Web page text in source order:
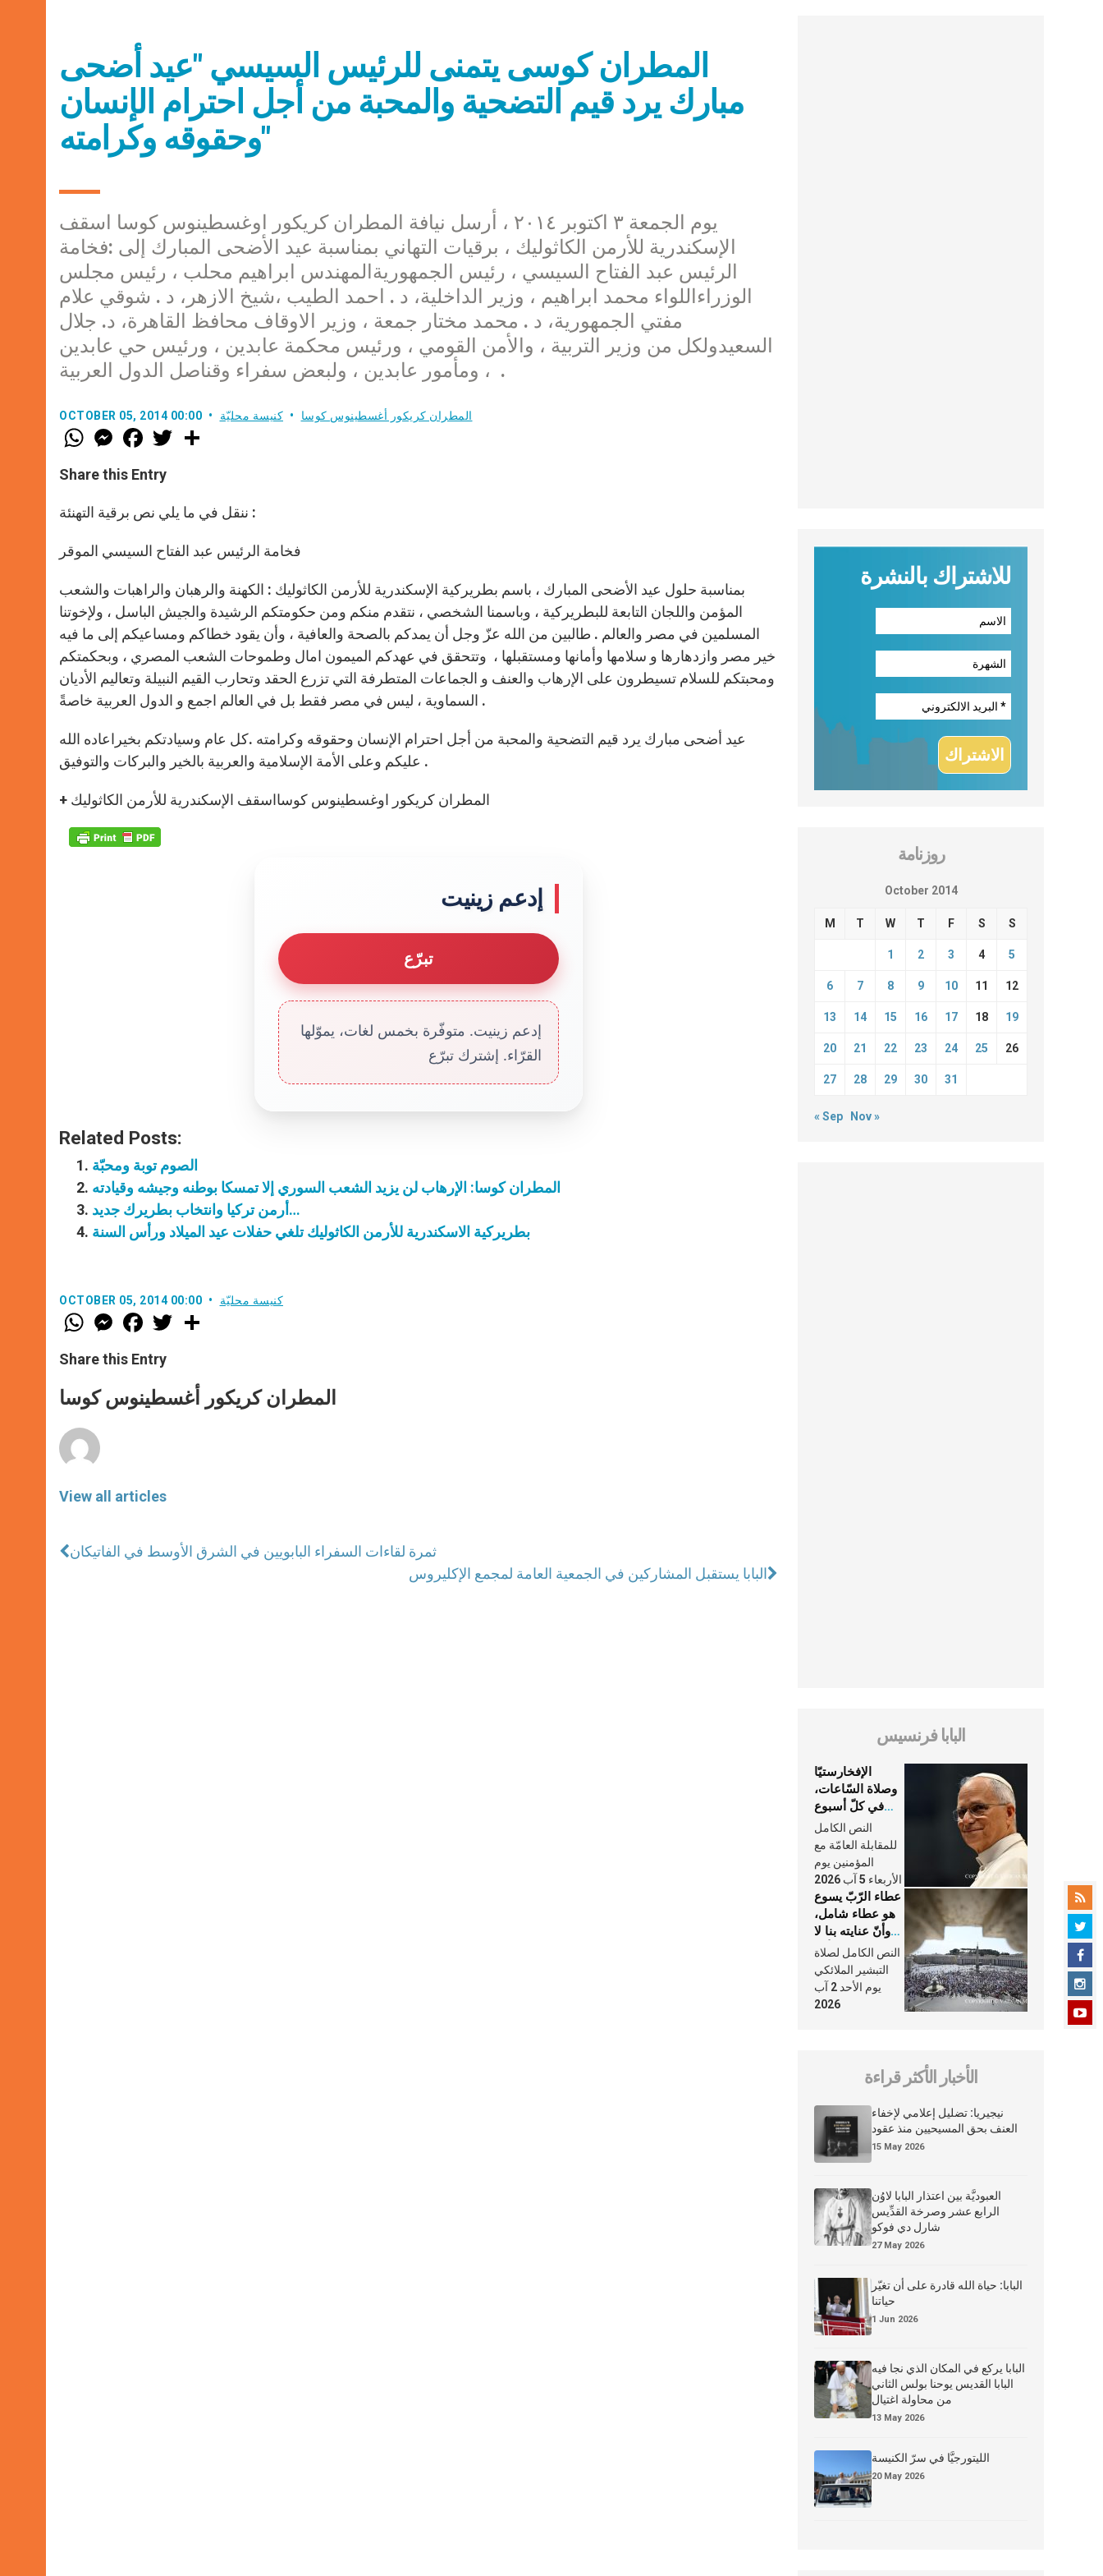
المطران كوسى يتمنى للرئيس السيسي "عيد أضحى
مبارك يرد قيم التضحية والمحبة من أجل احترام الإنسان
وحقوقه وكرامته"
يوم الجمعة ٣ اكتوبر ٢٠١٤ ، أرسل نيافة المطران كريكور اوغسطينوس كوسا اسقف
الإسكندرية للأرمن الكاثوليك ، برقيات التهاني بمناسبة عيد الأضحى المبارك إلى :فخامة
الرئيس عبد الفتاح السيسي ، رئيس الجمهوريةالمهندس ابراهيم محلب ، رئيس مجلس
الوزراءاللواء محمد ابراهيم ، وزير الداخلية، د . احمد الطيب ،شيخ الازهر، د . شوقي علام
مفتي الجمهورية، د . محمد مختار جمعة ، وزير الاوقاف محافظ القاهرة، د. جلال
السعيدولكل من وزير التربية ، والأمن القومي ، ورئيس محكمة عابدين ، ورئيس حي عابدين
، ومأمور عابدين ، ولبعض سفراء وقناصل الدول العربية .
OCTOBER 05, 2014 00:00 المطران كريكور أغسطينوس كوسا كنيسة محليّة
W
h
t
s
p
p
M
e
s
e
g
e
F
a
e
b
o
k
w
r
Share this Entry
ننقل في ما يلي نص برقية التهنئة :
فخامة الرئيس عبد الفتاح السيسي الموقر
بمناسبة حلول عيد الأضحى المبارك ، باسم بطريركية الإسكندرية للأرمن الكاثوليك : الكهنة والرهبان والراهبات والشعب
المؤمن واللجان التابعة للبطريركية ، وباسمنا الشخصي ، نتقدم منكم ومن حكومتكم الرشيدة والجيش الباسل ، ولإخوتنا
المسلمين في مصر والعالم . طالبين من الله عزّ وجل أن يمدكم بالصحة والعافية ، وأن يقود خطاكم ومساعيكم إلى ما فيه
خير مصر وازدهارها و سلامها وأمانها ومستقبلها ، وتتحقق في عهدكم الميمون امال وطموحات الشعب المصري ، وبحكمتكم
ومحبتكم للسلام تسيطرون على الإرهاب والعنف و الجماعات المتطرفة التي تزرع الحقد وتحارب القيم النبيلة وتعاليم الأديان
السماوية ، ليس في مصر فقط بل في العالم اجمع و الدول العربية خاصةً .
عيد أضحى مبارك يرد قيم التضحية والمحبة من أجل احترام الإنسان وحقوقه وكرامته .كل عام وسيادتكم بخيراعاده الله
عليكم وعلى الأمة الإسلامية والعربية بالخير والبركات والتوفيق .
+ المطران كريكور اوغسطينوس كوسااسقف الإسكندرية للأرمن الكاثوليك
إدعم زينيت
تبرّع
إدعم زينيت. متوفّرة بخمس لغات، يموّلها
القرّاء. إشترك تبرّع
Related Posts:
الصوم توبة ومحبّة
المطران كوسا: الإرهاب لن يزيد الشعب السوري إلا تمسكا بوطنه وجيشه وقيادته
أرمن تركيا وانتخاب بطريرك جديد…
OCTOBER 05, 2014 00:00 كنيسة محليّة
W
h
t
s
p
p
M
e
s
e
g
e
F
a
e
b
o
k
w
r
Share this Entry
المطران كريكور أغسطينوس كوسا
View all articles
ثمرة لقاءات السفراء البابويين في الشرق الأوسط في الفاتيكان
البابا يستقبل المشاركين في الجمعية العامة لمجمع الإكليروس
للاشتراك بالنشرة
روزنامة
October 2014
M T W T F S S
1 2 3 4 5
6 7 8 9 10 11 12
13 14 15 16 17 18 19
20 21 22 23 24 25 26
27 28 29 30 31
« Sep Nov »
البابا فرنسيس
الإفخارستيّا
وصلاة السّاعات،
في كلّ أسبوع
وكلّ يوم، هما
النَّفَس في حياة
الكنيسة
النص الكامل
للمقابلة العامّة مع
المؤمنين يوم
الأربعاء 5 آب 2026
عطاء الرّبّ يسوع
هو عطاء شامل،
وأنّ عنايته بنا لا
تغيب عنّا أبدًا
النص الكامل لصلاة
التبشير الملائكي
يوم الأحد 2 آب
2026
الأخبار الأكثر قراءة
نيجيريا: تضليل إعلامي لإخفاء
العنف بحق المسيحيين منذ عقود
15 May 2026
العبوديَّة بين اعتذار البابا لاوُن
الرابع عشر وصرخة القدِّيس
شارل دي فوكو
27 May 2026
البابا: حياة الله قادرة على أن تغيّر
حياتنا
1 Jun 2026
البابا يركع في المكان الذي نجا فيه
البابا القديس يوحنا بولس الثاني
من محاولة اغتيال
13 May 2026
الليتورجيَّا في سرّ الكنيسة
20 May 2026